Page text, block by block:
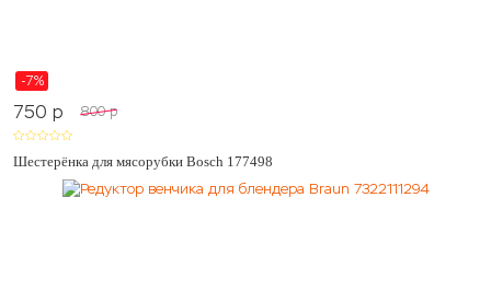
-7%
750 p 800 p
Шестерёнка для мясорубки Bosch 177498